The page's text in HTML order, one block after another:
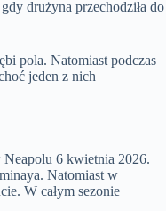
drużyna przechodziła do
pola. Natomiast podczas
jeden z nich
Neapolu 6 kwietnia 2026.
Natomiast w
W całym sezonie